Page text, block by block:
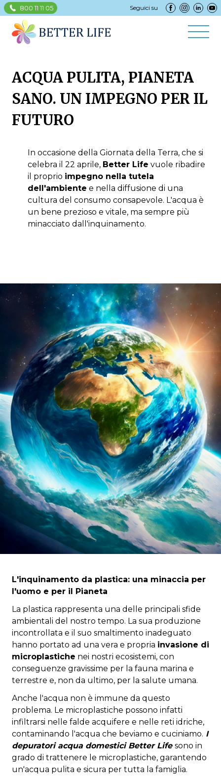
800 11 11 05 Seguici su
ACQUA PULITA, PIANETA
SANO. UN IMPEGNO PER IL
FUTURO
In occasione della Giornata della Terra, che si
celebra il 22 aprile, Better Life vuole ribadire
il proprio impegno nella tutela
dell'ambiente e nella diffusione di una
cultura del consumo consapevole. L'acqua è
un bene prezioso e vitale, ma sempre più
minacciato dall'inquinamento.
L'inquinamento da plastica: una minaccia per
l'uomo e per il Pianeta
La plastica rappresenta una delle principali sfide
ambientali del nostro tempo. La sua produzione
incontrollata e il suo smaltimento inadeguato
hanno portato ad una vera e propria invasione di
microplastiche nei nostri ecosistemi, con
conseguenze gravissime per la fauna marina e
terrestre e, non da ultimo, per la salute umana.
Anche l'acqua non è immune da questo
problema. Le microplastiche possono infatti
infiltrarsi nelle falde acquifere e nelle reti idriche,
contaminando l'acqua che beviamo e cuciniamo. I
depuratori acqua domestici Better Life sono in
grado di trattenere le microplastiche, garantendo
un'acqua pulita e sicura per tutta la famiglia.